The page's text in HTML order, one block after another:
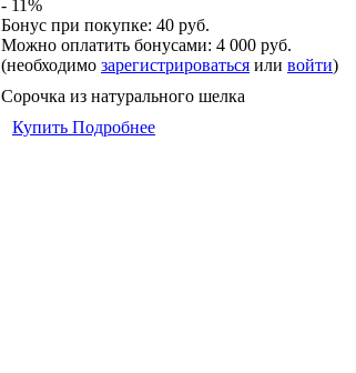
- 11%
Бонус при покупке: 40 руб.
Можно оплатить бонусами: 4 000 руб.
(необходимо зарегистрироваться или войти)
Сорочка из натурального шелка
Купить Подробнее